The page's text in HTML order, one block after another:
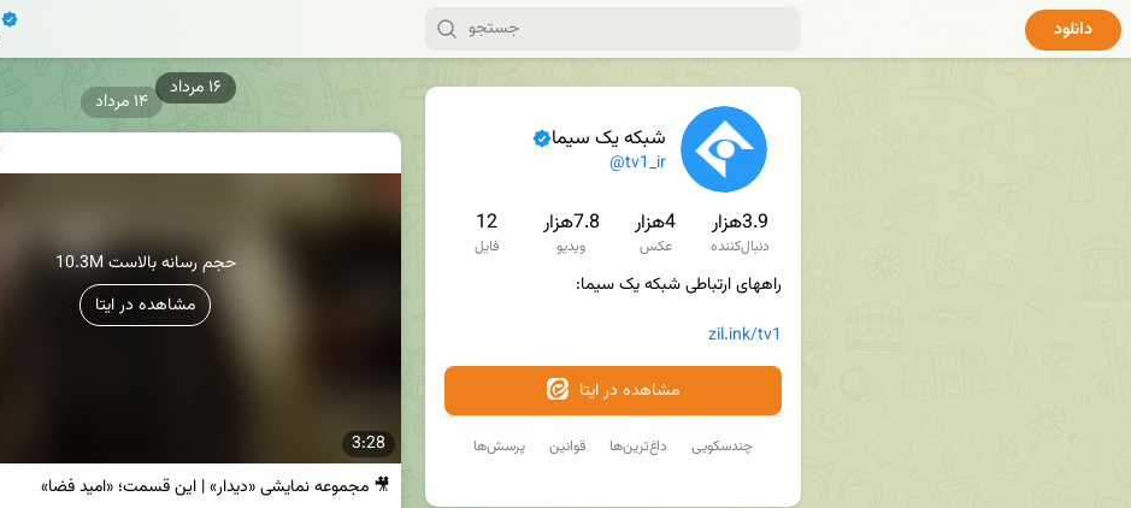
شبکه یک سیما ✔
@tv1_ir
3.9هزار
دنبال‌کننده
4هزار
عکس
7.8هزار
ویدیو
12
فایل
zil.ink/tv1
مشاهده در ایتا
پرسش‌ها قوانین داغ‌ترین‌ها چندسکویی
دانلود
3:28
10.3M حجم رسانه بالاست
مشاهده در ایتا
۱۴ مرداد